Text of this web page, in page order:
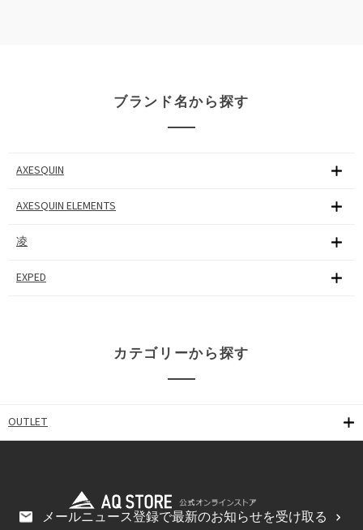
ブランド名から探す
AXESQUIN
AXESQUIN ELEMENTS
凌
EXPED
カテゴリーから探す
OUTLET
メールニュース登録で最新のお知らせを受け取る